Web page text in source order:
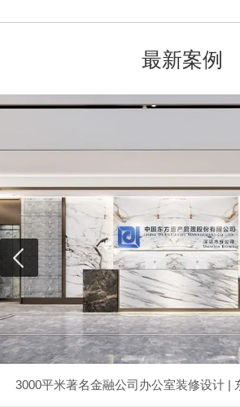
最新案例
3000平米著名金融公司办公室装修设计 |